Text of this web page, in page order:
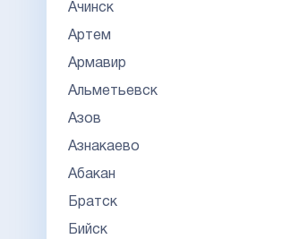
Ачинск
Артем
Армавир
Альметьевск
Азов
Азнакаево
Абакан
Братск
Бийск